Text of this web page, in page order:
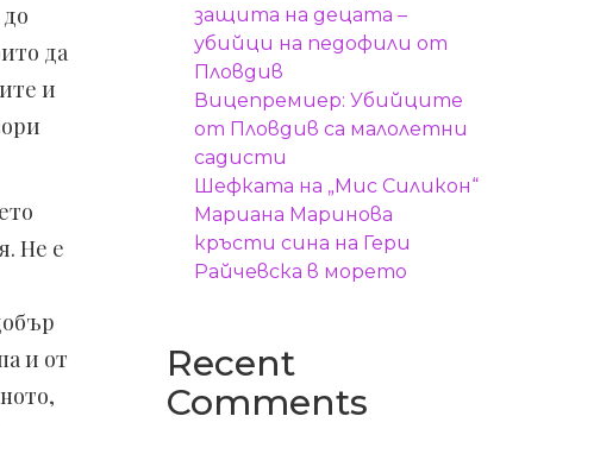
да
и
Не е
и от
защита на децата –
убийци на педофили от
Пловдив
Вицепремиер: Убийците
от Пловдив са малолетни
садисти
Шефката на „Мис Силикон“
Мариана Маринова
кръсти сина на Гери
Райчевска в морето
Recent
Comments